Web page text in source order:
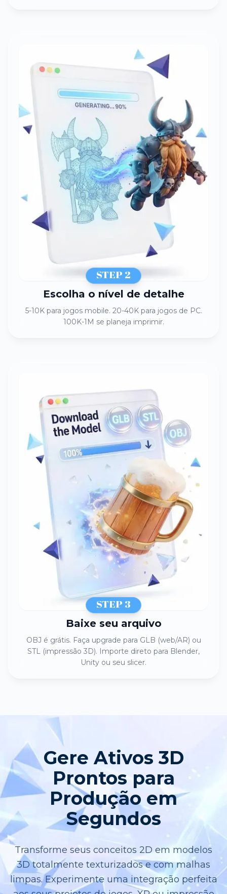
STEP 2
Escolha o nível de detalhe
5-10K para jogos mobile. 20-40K para jogos de PC.
100K-1M se planeja imprimir.
STEP 3
Baixe seu arquivo
OBJ é grátis. Faça upgrade para GLB (web/AR) ou
STL (impressão 3D). Importe direto para Blender,
Unity ou seu slicer.
Gere Ativos 3D
Prontos para
Produção em
Segundos
Transforme seus conceitos 2D em modelos
3D totalmente texturizados e com malhas
limpas. Experimente uma integração perfeita